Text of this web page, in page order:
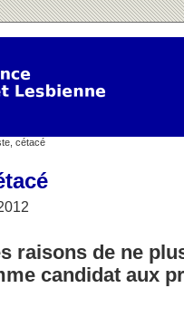
cétacé
raisons de ne
candidat aux